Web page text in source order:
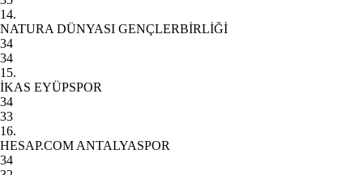
14.
NATURA DÜNYASI GENÇLERBİRLİĞİ
34
34
15.
İKAS EYÜPSPOR
34
33
16.
HESAP.COM ANTALYASPOR
34